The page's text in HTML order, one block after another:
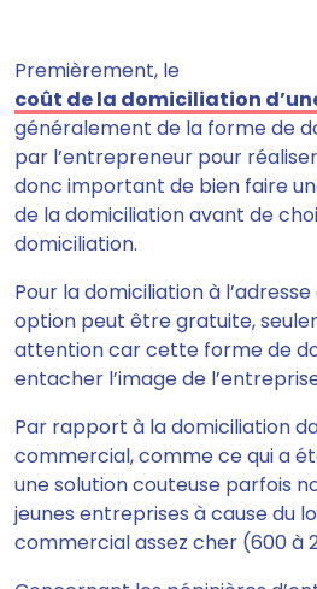
Premièrement, le
coût de la domiciliation
généralement de la forme de
par l’entrepreneur pour
donc important de bien faire
de la domiciliation avant de
domiciliation.
Pour la domiciliation à
option peut être gratuite,
attention car cette forme de
entacher l’image de
Par rapport à la domiciliation
commercial, comme ce qui a
une solution couteuse parfois
jeunes entreprises à cause du
commercial assez cher (600 à